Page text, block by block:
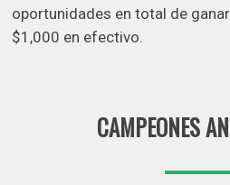
oportunidades en total de
$1,000 en efectivo.
CAMPEONES